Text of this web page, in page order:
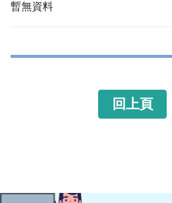
暫無資料
回上頁